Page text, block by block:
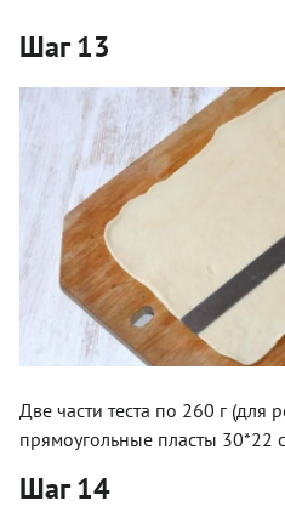
Шаг 13
Две части теста по 260 г (для
прямоугольные пласты 30*22
Шаг 14